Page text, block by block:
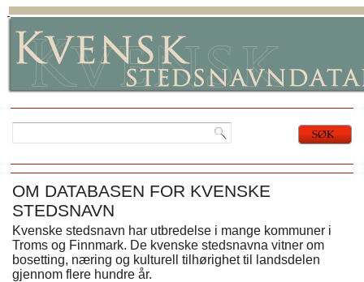
OM DATABASEN FOR KVENSKE
STEDSNAVN
Kvenske stedsnavn har utbredelse i mange kommuner i
Troms og Finnmark. De kvenske stedsnavna vitner om
bosetting, næring og kulturell tilhørighet til landsdelen
gjennom flere hundre år.